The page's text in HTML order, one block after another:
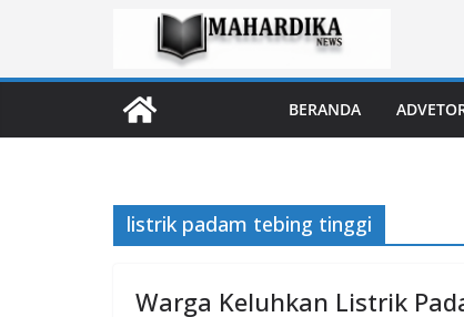
content
BERANDA
listrik padam tebing tinggi
Warga Keluhkan Listrik